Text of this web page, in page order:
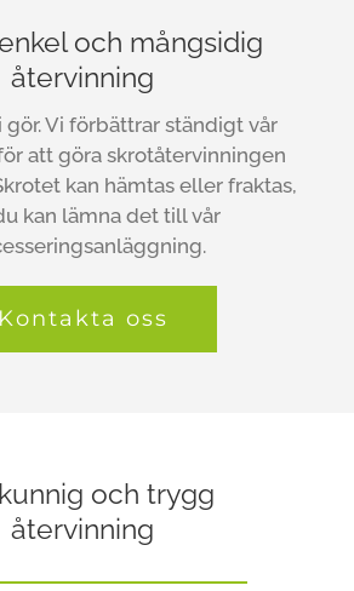
och mångsidig
återvinning
gör. Vi förbättrar ständigt vår
att göra skrotåtervinningen
kan hämtas eller fraktas,
kan lämna det till vår
Kontakta oss
och trygg
återvinning